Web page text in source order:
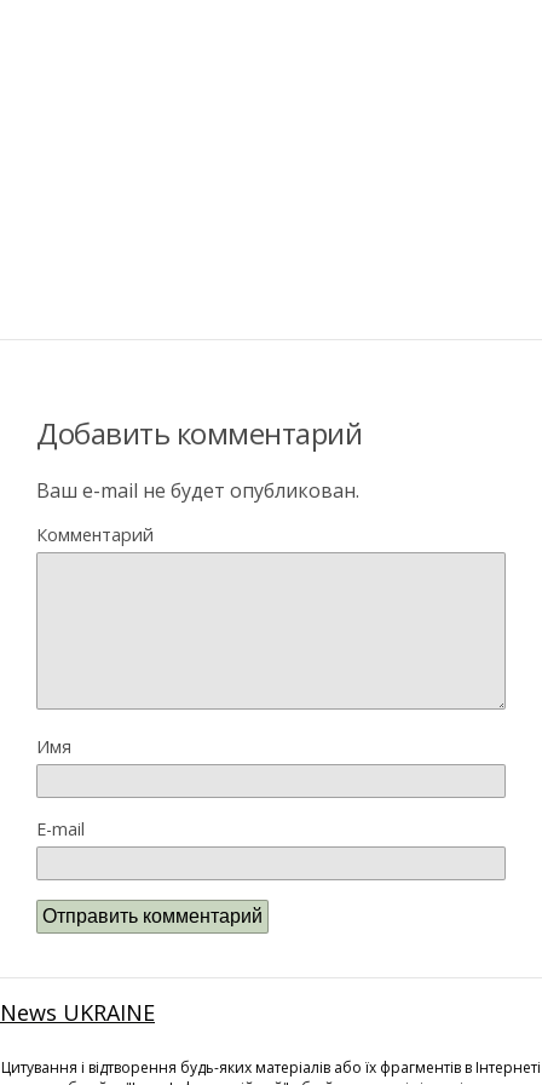
Добавить комментарий
Ваш e-mail не будет опубликован.
Комментарий
Имя
E-mail
News UKRAINE
Цитування і відтворення будь-яких матеріалів або їх фрагментів в Інтернеті